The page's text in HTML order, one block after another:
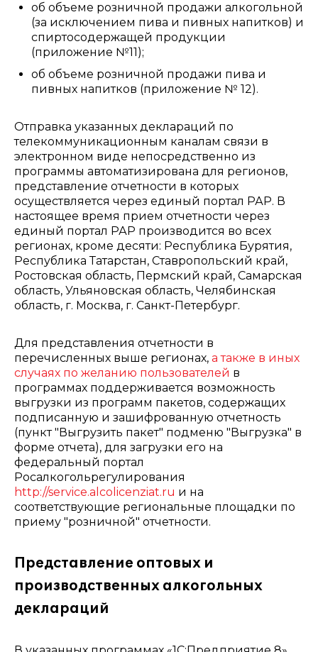
об объеме розничной продажи алкогольной
(за исключением пива и пивных напитков) и
спиртосодержащей продукции
(приложение №11);
об объеме розничной продажи пива и
пивных напитков (приложение № 12).
Отправка указанных деклараций по
телекоммуникационным каналам связи в
электронном виде непосредственно из
программы автоматизирована для регионов,
представление отчетности в которых
осуществляется через единый портал РАР. В
настоящее время прием отчетности через
единый портал РАР производится во всех
регионах, кроме десяти: Республика Бурятия,
Республика Татарстан, Ставропольский край,
Ростовская область, Пермский край, Самарская
область, Ульяновская область, Челябинская
область, г. Москва, г. Санкт-Петербург.
Для представления отчетности в
перечисленных выше регионах, а также в иных
случаях по желанию пользователей в
программах поддерживается возможность
выгрузки из программ пакетов, содержащих
подписанную и зашифрованную отчетность
(пункт "Выгрузить пакет" подменю "Выгрузка" в
форме отчета), для загрузки его на
федеральный портал
Росалкогольрегулирования
http://service.alcolicenziat.ru и на
соответствующие региональные площадки по
приему "розничной" отчетности.
Представление оптовых и
производственных алкогольных
деклараций